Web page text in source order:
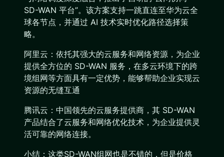
SD-WAN 平台”。该方案支持一跳直连至华为云全
球各节点，并通过 AI 技术实时优化路径选择策
略。
阿里云：依托其强大的云服务和网络资源，为企业
提供全方位的 SD-WAN 服务，在多云环境下的跨
境组网等方面具有一定优势，能够帮助企业实现云
资源的无缝互通
腾讯云：中国领先的云服务提供商，其 SD-WAN
产品结合了云服务和网络优化技术，为企业提供灵
活可靠的网络连接。
小结：这类SD-WAN组网也是不错的，但是价格